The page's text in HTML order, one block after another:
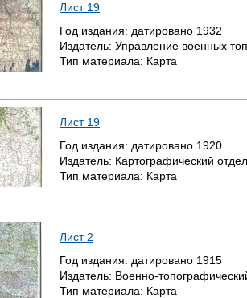
Лист 19
Год издания: датировано 1932
Издатель: Управление военных
Тип материала: Карта
Лист 19
Год издания: датировано 1920
Издатель: Картографический
Тип материала: Карта
Лист 2
Год издания: датировано 1915
Издатель: Военно-
Тип материала: Карта